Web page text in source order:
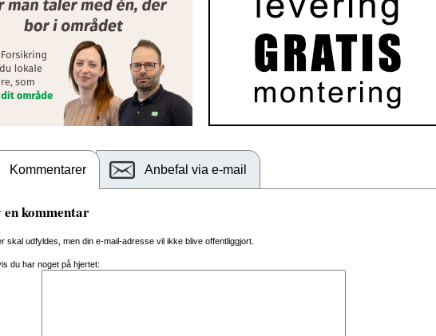
Kommentarer Anbefal via e-mail
kommentar
skal udfyldes, men din e-mail-adresse vil ikke blive offentliggjort.
du har noget på hjertet: